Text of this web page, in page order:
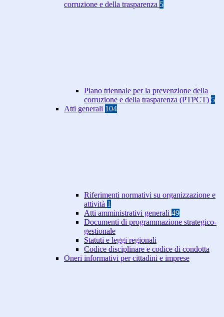
corruzione e della trasparenza 5
Piano triennale per la prevenzione della
corruzione e della trasparenza (PTPCT) 5
Atti generali 104
Riferimenti normativi su organizzazione e
attività 1
Atti amministrativi generali 49
Documenti di programmazione strategico-
gestionale
Statuti e leggi regionali
Codice disciplinare e codice di condotta
Oneri informativi per cittadini e imprese